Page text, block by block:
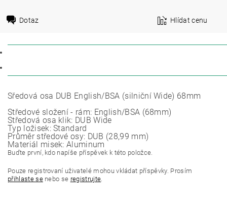
Dotaz Hlídat cenu
Sředová osa DUB English/BSA (silniční Wide) 68mm
Středové složení - rám: English/BSA (68mm)
Středová osa klik: DUB Wide
Typ ložisek: Standard
Průměr středové osy: DUB (28,99 mm)
Materiál misek: Aluminum
Buďte první, kdo napíše příspěvek k této položce.
Pouze registrovaní uživatelé mohou vkládat příspěvky. Prosím
přihlaste senebo se registrujte.